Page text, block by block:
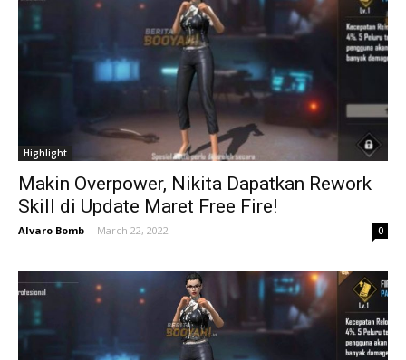
Highlight
Makin Overpower, Nikita Dapatkan Rework
Skill di Update Maret Free Fire!
Alvaro Bomb - March 22, 2022 0